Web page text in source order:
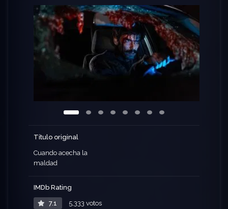
mal, después de advertir a los vecinos de la
ciudad, deciden deshacerse del hombre, pero
simplemente logran ayudarlo a librar el infierno.
Título original
Cuando acecha la
maldad
IMDb Rating
7.1 5,333 votos